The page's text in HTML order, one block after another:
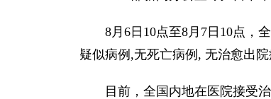
8月6日10点至8月7日10点，全
疑似病例,无死亡病例, 无治愈出院
目前，全国内地在医院接受治